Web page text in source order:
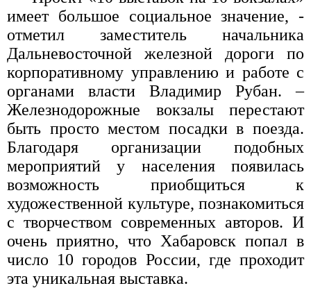
имеет большое социальное значение, -
отметил заместитель начальника
Дальневосточной железной дороги по
корпоративному управлению и работе с
органами власти Владимир Рубан. –
Железнодорожные вокзалы перестают
быть просто местом посадки в поезда.
Благодаря организации подобных
мероприятий у населения появилась
возможность приобщиться к
художественной культуре, познакомиться
с творчеством современных авторов. И
очень приятно, что Хабаровск попал в
число 10 городов России, где проходит
эта уникальная выставка.